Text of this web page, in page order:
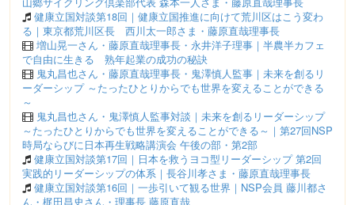
健康立国対談第18回｜健康立国推進に向けて荒川区はこう変わ
る｜東京都荒川区長 西川太一郎さま・藤原直哉理事長
増山晃一さん・藤原直哉理事長・永井洋子理事｜半農半カフェ
で自由に生きる 熟年起業の成功の秘訣
鬼丸昌也さん・藤原直哉理事長・鬼澤慎人監事｜未来を創るリ
ーダーシップ ～たったひとりからでも世界を変えることができる
～
鬼丸昌也さん・鬼澤慎人監事対談｜未来を創るリーダーシップ
～たったひとりからでも世界を変えることができる～｜第27回NSP
時局ならびに日本再生戦略講演会 午後の部・第2部
健康立国対談第17回｜日本を救うヨコ型リーダーシップ 第2回
実践的リーダーシップの体系｜長谷川孝さま・藤原直哉理事長
健康立国対談第16回｜一歩引いて観る世界｜NSP会員 藤川都さ
ん・梶田昌史さん・理事長 藤原直哉